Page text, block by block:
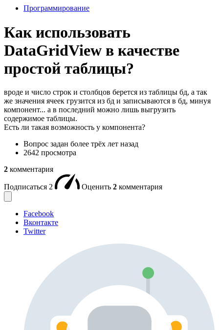
Программирование
Как использовать
DataGridView в качестве
простой таблицы?
вроде и число строк и столбцов берется из таблицы бд, а так
же значения ячеек грузится из бд и записываются в бд, минуя
компонент... а в последний можно лишь выгрузить
содержимое таблицы.
Есть ли такая возможность у компонента?
Вопрос задан более трёх лет назад
2642 просмотра
2 комментария
Подписаться 2 Оценить 2 комментария
Facebook
Вконтакте
Twitter